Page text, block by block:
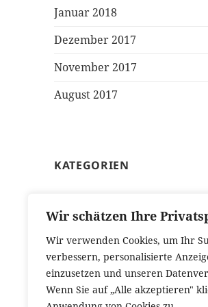
Wir schätzen Ihre
Wir verwenden Cookies, um Ihr
verbessern, personalisierte
einzusetzen und unseren
Wenn Sie auf „Alle akzeptieren"
Januar 2018
Dezember 2017
November 2017
August 2017
KATEGORIEN
Blood on the Clocktower
Elektroauto
Hardware